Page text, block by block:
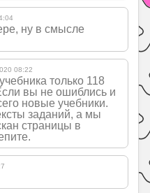
ну в смысле
08:22
только 118
вы не ошиблись и
новые учебники.
заданий, а мы
страницы в